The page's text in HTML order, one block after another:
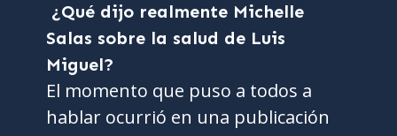
¿Qué dijo realmente Michelle
Salas sobre la salud de Luis
Miguel?
El momento que puso a todos a
hablar ocurrió en una publicación